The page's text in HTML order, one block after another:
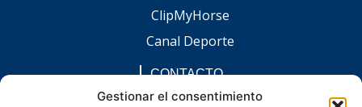
Gestionar el consentimiento
ClipMyHorse
Canal Deporte
CONTACTO
comunicacion@chaccoinfo.com